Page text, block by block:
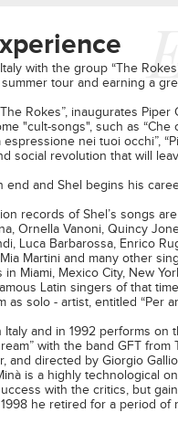
with the group “The
tour and earning a
Rokes”, inaugurates
"cult-songs", such as “Che
espressione nei tuoi occhi”,
social revolution that will
end and Shel begins his
records of Shel’s songs
Ornella Vanoni, Quincy
Luca Barbarossa, Enrico
Martini and many other
Miami, Mexico City, New
Latin singers of that
as solo - artist, entitled “Per
and in 1992 performs on
with the band GFT
and directed by Giorgio
is a highly technological
with the critics, but
he retired for a period of